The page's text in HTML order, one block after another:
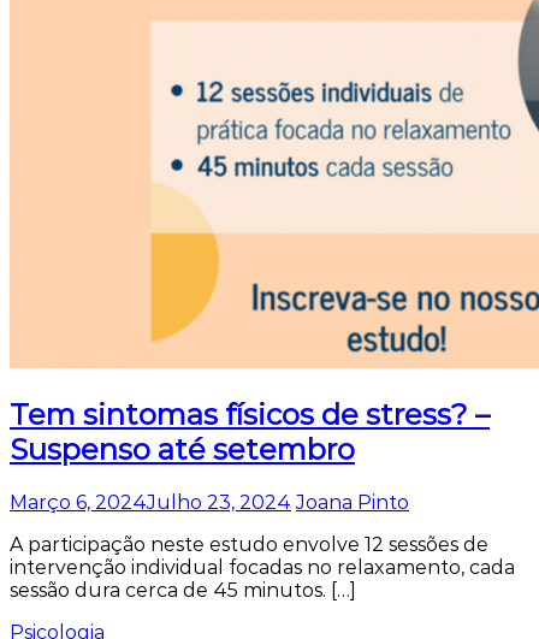
Tem sintomas físicos de stress? –
Suspenso até setembro
Março 6, 2024Julho 23, 2024 Joana Pinto
A participação neste estudo envolve 12 sessões de
intervenção individual focadas no relaxamento, cada
sessão dura cerca de 45 minutos. […]
Psicologia